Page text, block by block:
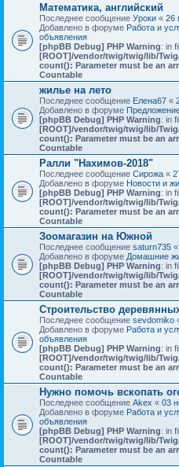
Математика, английский
Последнее сообщение Уроки « 26
Добавлено в форуме Работа и
объявления
[phpBB Debug] PHP Warning: in
[ROOT]/vendor/twig/twig/lib/
count(): Parameter must be an
Countable
жилье на лето
Последнее сообщение Елена67 «
Добавлено в форуме
[phpBB Debug] PHP Warning: in
[ROOT]/vendor/twig/twig/lib/
count(): Parameter must be an
Countable
Ралли "Нахимов-2018"
Последнее сообщение Сирожа «
Добавлено в форуме Новости и
[phpBB Debug] PHP Warning: in
[ROOT]/vendor/twig/twig/lib/
count(): Parameter must be an
Countable
Зоомагазин на Южной
Последнее сообщение saturn735 «
Добавлено в форуме Домашние
[phpBB Debug] PHP Warning: in
[ROOT]/vendor/twig/twig/lib/
count(): Parameter must be an
Countable
Строительство
Последнее сообщение sevdomiko
Добавлено в форуме Работа и
объявления
[phpBB Debug] PHP Warning: in
[ROOT]/vendor/twig/twig/lib/
count(): Parameter must be an
Countable
Нужно помочь вскопать
Последнее сообщение Akex « 03
Добавлено в форуме Работа и
объявления
[phpBB Debug] PHP Warning: in
[ROOT]/vendor/twig/twig/lib/
count(): Parameter must be an
Countable